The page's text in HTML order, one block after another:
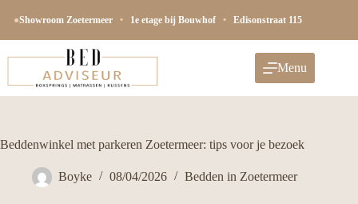
naar
●Showroom Zoetermeer • 1e etage bij Bouwhof • Edisonstraat 115
Menu
Beddenwinkel met parkeren Zoetermeer: tips voor je bezoek
Boyke 08/04/2026 Bedden in Zoetermeer